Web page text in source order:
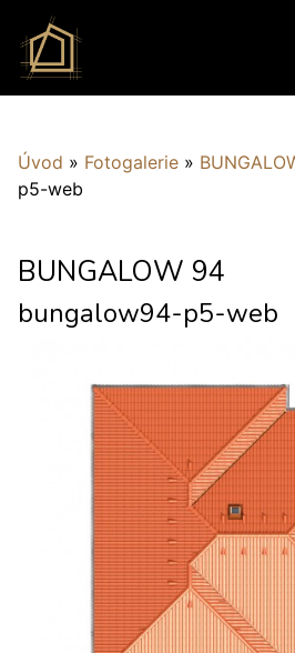
Úvod » Fotogalerie »
p5-web
BUNGALOW 94
bungalow94-p5-web